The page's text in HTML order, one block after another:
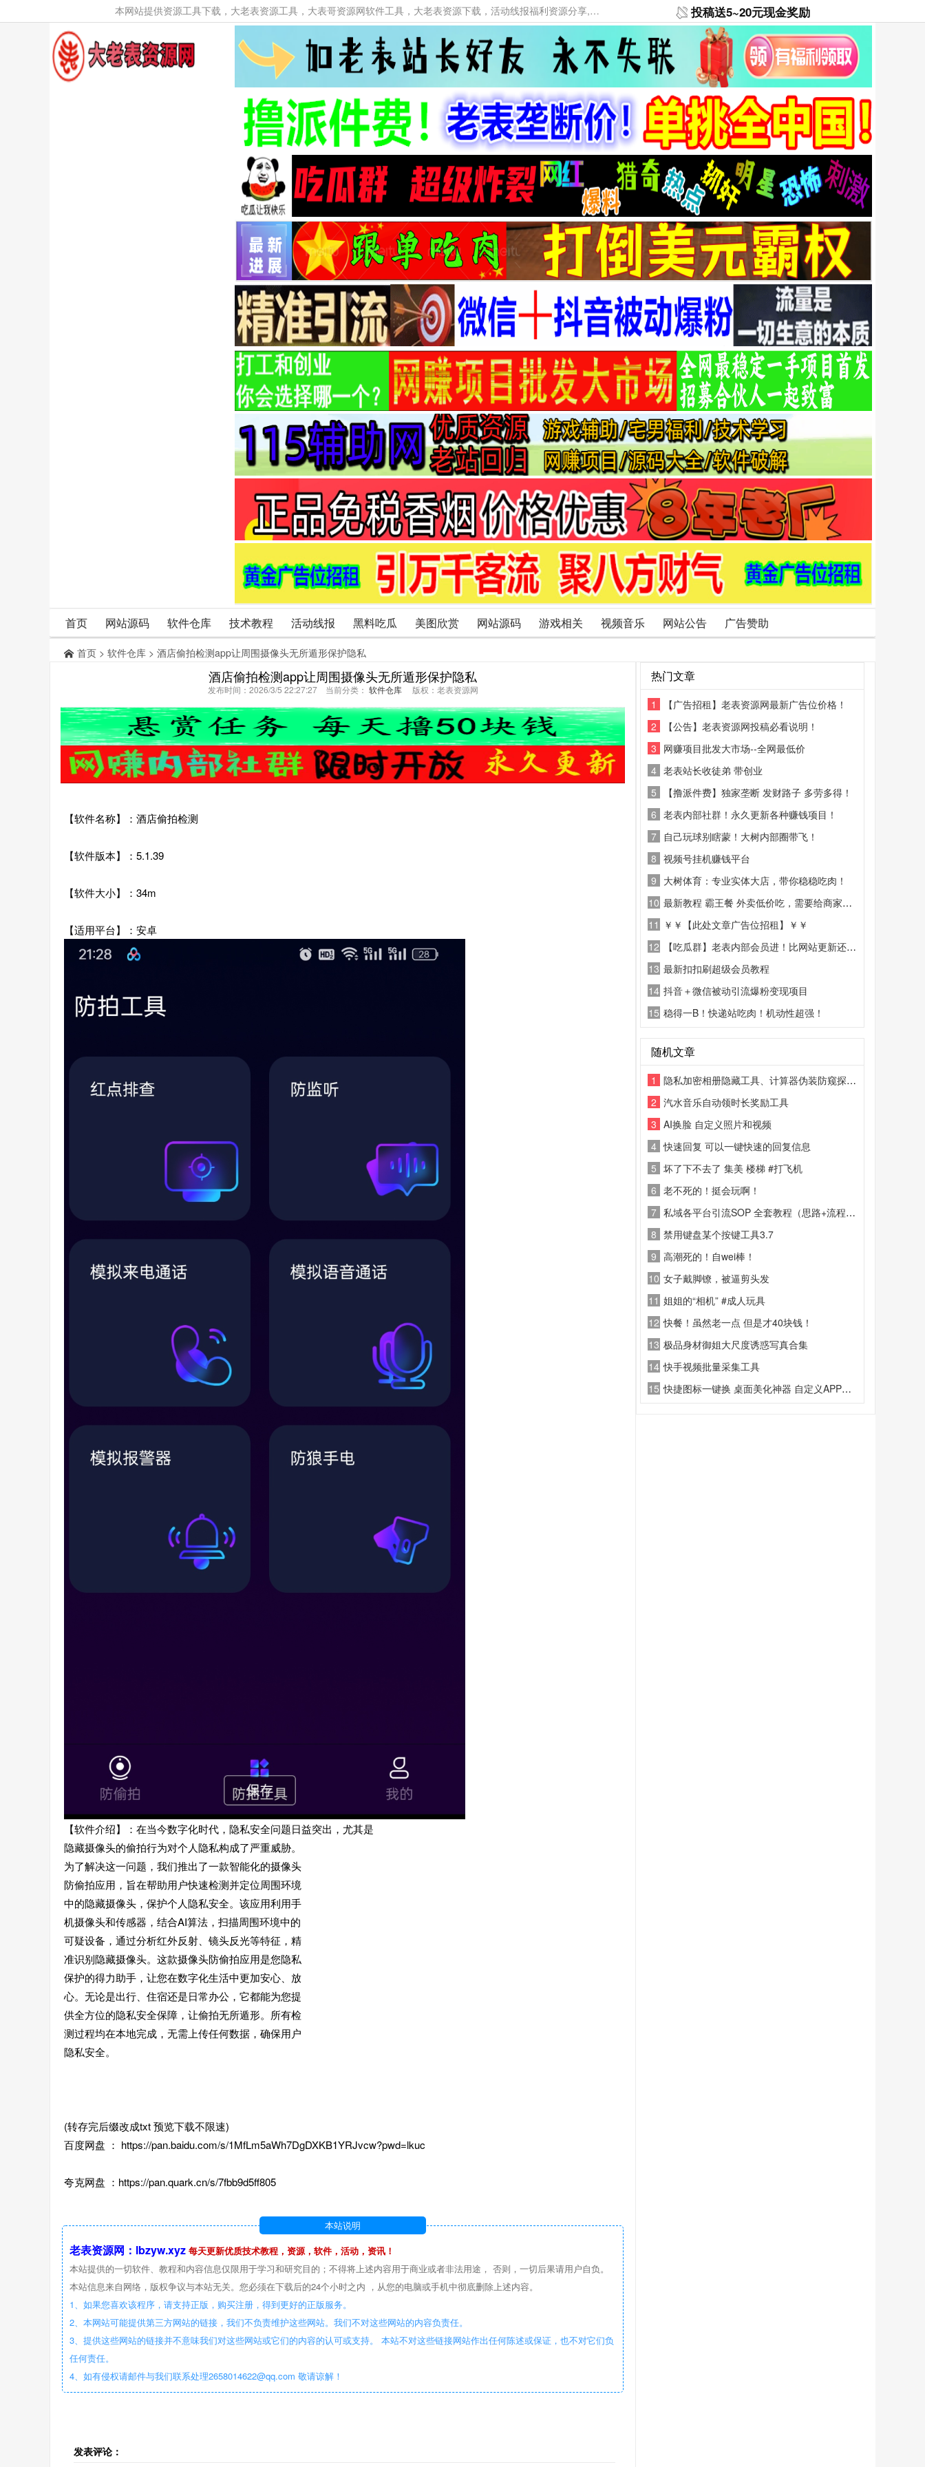
本网站提供资源工具下载，大老表资源工具，大表哥资源网软件工具，大老表资源下载，活动线报福利资源分享,活动线报，大型网游经典游戏，网络热门技术游戏辅助交流与分享。 投稿送5~20元现金奖励
首页 网站源码 软件仓库 技术教程 活动线报 黑料吃瓜 美图欣赏 网站源码 游戏相关 视频音乐 网站公告 广告赞助
首页 > 软件仓库 > 酒店偷拍检测app让周围摄像头无所遁形保护隐私
酒店偷拍检测app让周围摄像头无所遁形保护隐私
发布时间：2026/3/5 22:27:27 当前分类： 软件仓库版权：老表资源网
【软件名称】：酒店偷拍检测
【软件版本】：5.1.39
【软件大小】：34m
【适用平台】：安卓
【软件介绍】：在当今数字化时代，隐私安全问题日益突出，尤其是
隐藏摄像头的偷拍行为对个人隐私构成了严重威胁。
为了解决这一问题，我们推出了一款智能化的摄像头
防偷拍应用，旨在帮助用户快速检测并定位周围环境
中的隐藏摄像头，保护个人隐私安全。该应用利用手
机摄像头和传感器，结合AI算法，扫描周围环境中的
可疑设备，通过分析红外反射、镜头反光等特征，精
准识别隐藏摄像头。这款摄像头防偷拍应用是您隐私
保护的得力助手，让您在数字化生活中更加安心、放
心。无论是出行、住宿还是日常办公，它都能为您提
供全方位的隐私安全保障，让偷拍无所遁形。所有检
测过程均在本地完成，无需上传任何数据，确保用户
隐私安全。
(转存完后缀改成txt 预览下载不限速)
百度网盘 ： https://pan.baidu.com/s/1MfLm5aWh7DgDXKB1YRJvcw?pwd=lkuc
夸克网盘 ：https://pan.quark.cn/s/7fbb9d5ff805
本站说明
老表资源网：lbzyw.xyz 每天更新优质技术教程，资源，软件，活动，资讯！
本站提供的一切软件、教程和内容信息仅限用于学习和研究目的；不得将上述内容用于商业或者非法用途， 否则，一切后果请用户自负。
本站信息来自网络，版权争议与本站无关。您必须在下载后的24个小时之内 ，从您的电脑或手机中彻底删除上述内容。
1、如果您喜欢该程序，请支持正版，购买注册，得到更好的正版服务。
2、本网站可能提供第三方网站的链接，我们不负责维护这些网站。我们不对这些网站的内容负责任。
3、提供这些网站的链接并不意味我们对这些网站或它们的内容的认可或支持。 本站不对这些链接网站作出任何陈述或保证，也不对它们负
任何责任。
4、如有侵权请邮件与我们联系处理2658014622@qq.com 敬请谅解！
发表评论：
热门文章
1
【广告招租】老表资源网最新广告位价格！
2
【公告】老表资源网投稿必看说明！
3 网赚项目批发大市场--全网最低价
4 老表站长收徒弟 带创业
5
【撸派件费】独家垄断 发财路子 多劳多得！
6 老表内部社群！永久更新各种赚钱项目！
7 自己玩球别瞎蒙！大树内部圈带飞！
8 视频号挂机赚钱平台
9 大树体育：专业实体大店，带你稳稳吃肉！
10 最新教程 霸王餐 外卖低价吃，需要给商家好评
11 ￥￥【此处文章广告位招租】￥￥
12
【吃瓜群】老表内部会员进！比网站更新还精彩！
13 最新扣扣刷超级会员教程
14 抖音＋微信被动引流爆粉变现项目
15 稳得一B！快递站吃肉！机动性超强！
随机文章
1
隐私加密相册隐藏工具、计算器伪装防窥探安全APP 私密视频照片文件保管软件
2 汽水音乐自动领时长奖励工具
3 AI换脸 自定义照片和视频
4 快速回复 可以一键快速的回复信息
5 坏了下不去了 集美 楼梯 #打飞机
6 老不死的！挺会玩啊！
7 私域各平台引流SOP 全套教程（思路+流程+话术+变现）
8 禁用键盘某个按键工具3.7
9 高潮死的！自wei棒！
10 女子戴脚镣，被逼剪头发
11 姐姐的“相机” #成人玩具
12 快餐！虽然老一点 但是才40块钱！
13 极品身材御姐大尺度诱惑写真合集
14 快手视频批量采集工具
15 快捷图标一键换 桌面美化神器 自定义APP图标修改名称软件